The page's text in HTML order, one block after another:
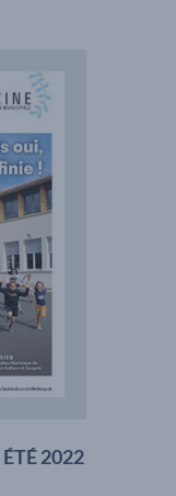
2022